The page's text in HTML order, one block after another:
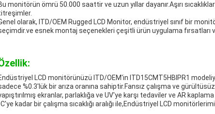
monitörün ömrü 50.000 saattir ve uzun yıllar dayanır.Aşırı
olarak, ITD/OEM Rugged LCD Monitor, endüstriyel sınıf bir
esnek montaj seçenekleri çeşitli ürün uygulama fırsatları
LCD monitörünüzü ITD/OEM'in ITD15CMT5HBIPR1
%0.3'lük bir arıza oranına sahiptir.Fansız çalışma ve
ekranlar, parlaklığa ve UV'ye karşı tedaviler ve AR
kadar bir çalışma sıcaklığı aralığı ile,Endüstriyel LCD